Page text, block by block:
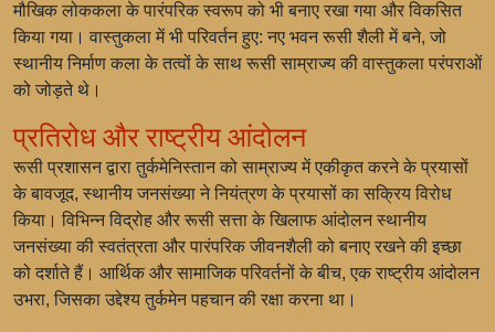
मौखिक लोककला के पारंपरिक स्वरूप को भी बनाए रखा गया और विकसित
किया गया। वास्तुकला में भी परिवर्तन हुए: नए भवन रूसी शैली में बने, जो
स्थानीय निर्माण कला के तत्वों के साथ रूसी साम्राज्य की वास्तुकला परंपराओं
को जोड़ते थे।
प्रतिरोध और राष्ट्रीय आंदोलन
रूसी प्रशासन द्वारा तुर्कमेनिस्तान को साम्राज्य में एकीकृत करने के प्रयासों
के बावजूद, स्थानीय जनसंख्या ने नियंत्रण के प्रयासों का सक्रिय विरोध
किया। विभिन्न विद्रोह और रूसी सत्ता के खिलाफ आंदोलन स्थानीय
जनसंख्या की स्वतंत्रता और पारंपरिक जीवनशैली को बनाए रखने की इच्छा
को दर्शाते हैं। आर्थिक और सामाजिक परिवर्तनों के बीच, एक राष्ट्रीय आंदोलन
उभरा, जिसका उद्देश्य तुर्कमेन पहचान की रक्षा करना था।